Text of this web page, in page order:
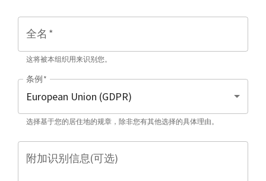
全名 *
这将被本组织用来识别您。
条例 *
选择基于您的居住地的规章，除非您有其他选择的具体理由。
附加识别信息(可选)